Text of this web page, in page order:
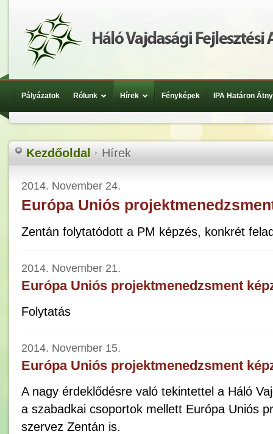
Pályázatok Rólunk Hírek Fényképek IPA Határon
Kezdőoldal Hírek
2014. November 24.
Európa Uniós
Zentán folytatódott a PM képzés, konkrét
2014. November 21.
Európa Uniós projektmenedzsment
Folytatás
2014. November 15.
Európa Uniós projektmenedzsment
A nagy érdeklődésre való tekintettel a Háló
a szabadkai csoportok mellett Európa Uniós
szervez Zentán is.